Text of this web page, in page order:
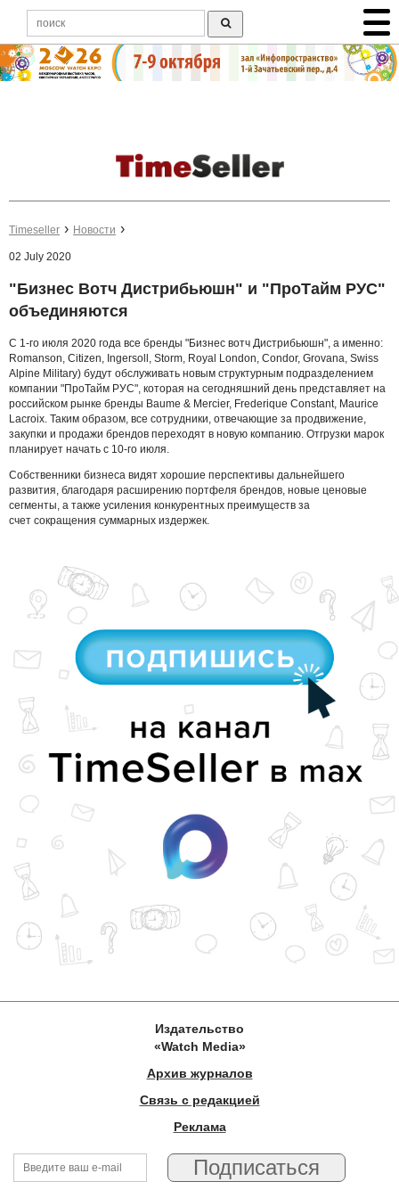
Timeseller Новости
02 July 2020
"Бизнес Вотч Дистрибьюшн" и "ПроТайм РУС"
объединяются
С 1-го июля 2020 года все бренды "Бизнес вотч Дистрибьюшн", а именно:
Romanson, Citizen, Ingersoll, Storm, Royal London, Condor, Grovana, Swiss
Alpine Military) будут обслуживать новым структурным подразделением
компании "ПроТайм РУС", которая на сегодняшний день представляет на
российском рынке бренды Baume & Mercier, Frederique Constant, Maurice
Lacroix. Таким образом, все сотрудники, отвечающие за продвижение,
закупки и продажи брендов переходят в новую компанию. Отгрузки марок
планирует начать с 10-го июля.
Собственники бизнеса видят хорошие перспективы дальнейшего
развития, благодаря расширению портфеля брендов, новые ценовые
сегменты, а также усиления конкурентных преимуществ за
счет сокращения суммарных издержек.
Издательство
«Watch Media»
Архив журналов
Связь с редакцией
Реклама